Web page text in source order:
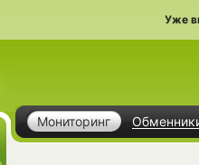
Уже
Мониторинг